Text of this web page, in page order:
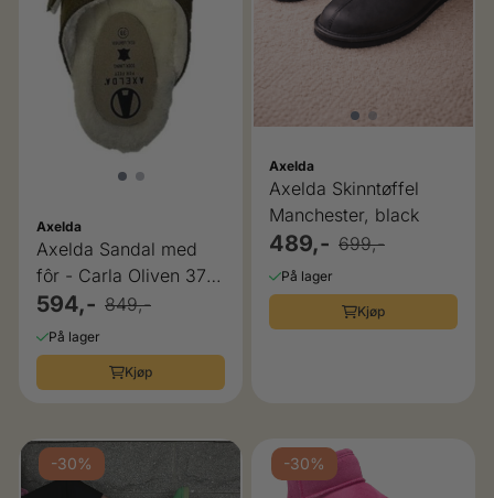
Axelda
Axelda Sandal med
fôr - Carla Oliven 37-
41
594,- 849,-
På lager
Kjøp
Axelda
Axelda Skinntøffel
Manchester, black
489,- 699,-
På lager
Kjøp
-30% -30%